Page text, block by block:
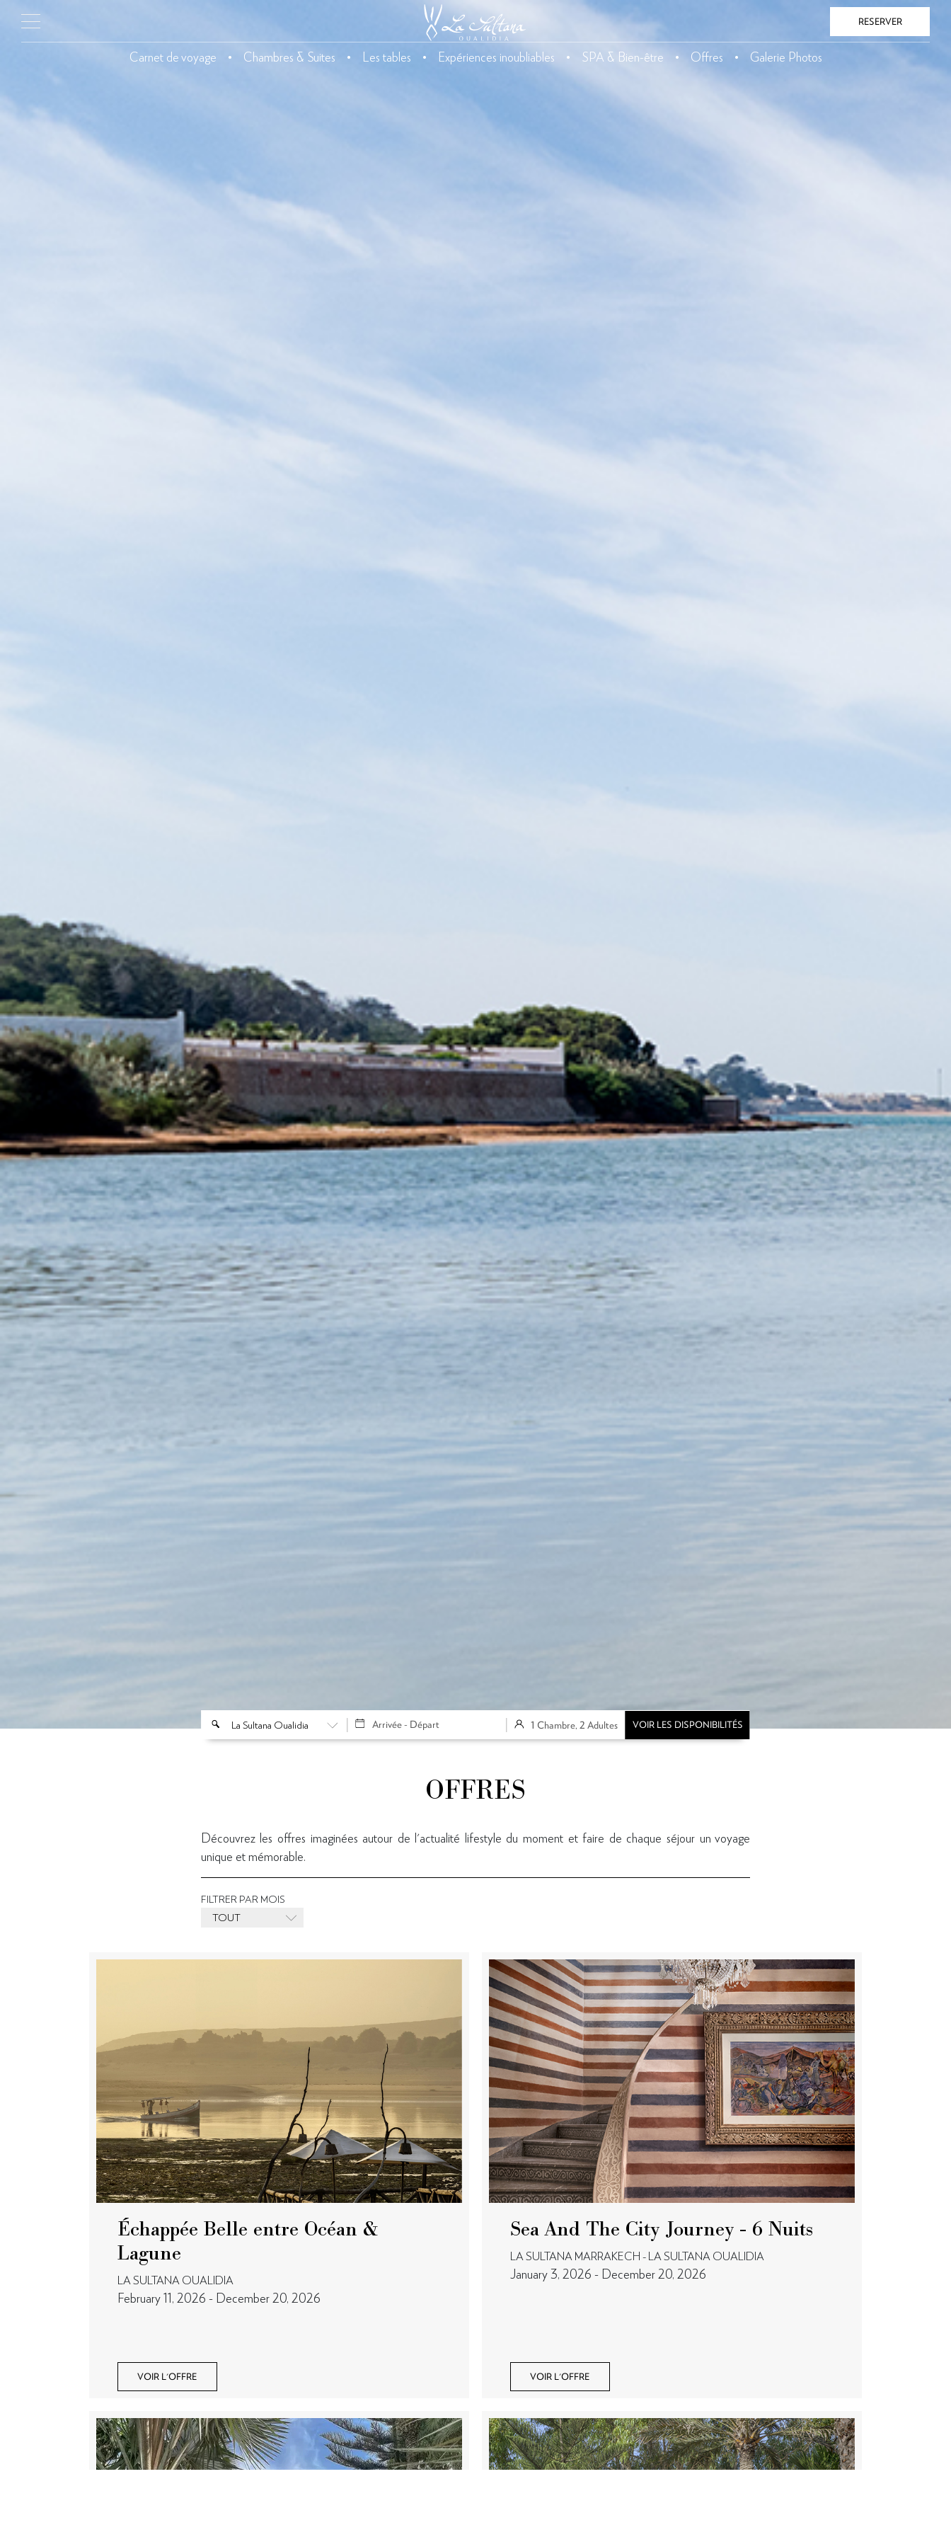
RESERVER
Carnet de voyage Chambres & Suites Les tables Expériences inoubliables SPA & Bien-être Offres Galerie Photos
La Sultana Oualidia 1 Chambre, 2 Adultes VOIR LES DISPONIBILITÉS
OFFRES
Découvrez les offres imaginées autour de l'actualité lifestyle du moment et faire de chaque séjour un voyage
unique et mémorable.
FILTRER PAR MOIS
TOUT
Échappée Belle entre Océan &
Lagune
LA SULTANA OUALIDIA
February 11, 2026 - December 20, 2026
VOIR L'OFFRE
Sea And The City Journey - 6 Nuits
LA SULTANA MARRAKECH - LA SULTANA OUALIDIA
January 3, 2026 - December 20, 2026
VOIR L'OFFRE
RESTEZ INFORMÉ
Pour recevoir des mises à jour sur les dernières nouvelles, des offres inspirantes, des expériences
et plus encore, veuillez enregistrer votre intérêt.
S'INSCRIRE
T: +212 5 23 36 65 90
conciergerie@lasultanaoualidia.com
CONDITIONS D'UTILISATION
2026 © LA SULTANA , ALL RIGHTS RESERVED.